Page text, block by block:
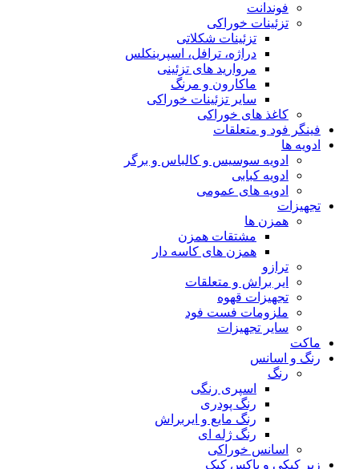
فوندانت
تزئینات خوراکی
تزئینات شکلاتی
دراژه، ترافل، اسپرینکلس
مروارید های تزئینی
ماکارون و مرنگ
سایر تزئینات خوراکی
کاغذ های خوراکی
فینگر فود و متعلقات
ادویه ها
ادویه سوسیس و کالباس و برگر
ادویه کبابی
ادویه های عمومی
تجهیزات
همزن ها
مشتقات همزن
همزن های کاسه دار
ترازو
ایر براش و متعلقات
تجهیزات قهوه
ملزومات فست فود
سایر تجهیزات
ماکت
رنگ و اسانس
رنگ
اسپری رنگی
رنگ پودری
رنگ مایع و ایربراش
رنگ ژله ای
اسانس خوراکی
زیر کیکی و باکس کیک